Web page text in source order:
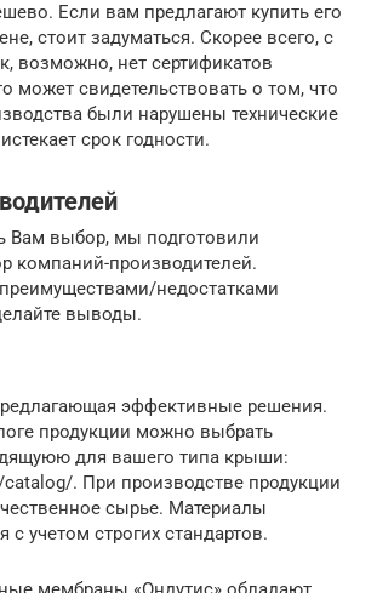
Если вам предлагают купить его
стоит задуматься. Скорее всего, с
возможно, нет сертификатов
может свидетельствовать о том, что
были нарушены технические
срок годности.
Вам выбор, мы подготовили
компаний-производителей.
недостатками
выводы.
эффективные решения.
продукции можно выбрать
для вашего типа крыши:
. При производстве продукции
сырье. Материалы
с учетом строгих стандартов.